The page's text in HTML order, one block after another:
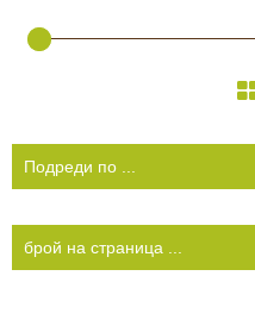
ЧАСОВНИЦИ
Боди
Соларни
зарядни